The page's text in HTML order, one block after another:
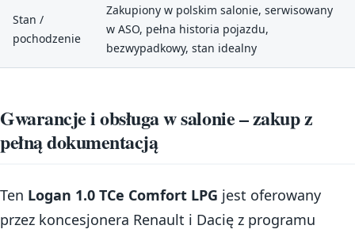
Stan /
pochodzenie
Zakupiony w polskim salonie, serwisowany
w ASO, pełna historia pojazdu,
bezwypadkowy, stan idealny
Gwarancje i obsługa w salonie – zakup z
pełną dokumentacją
Ten Logan 1.0 TCe Comfort LPG jest oferowany
przez koncesjonera Renault i Dacię z programu